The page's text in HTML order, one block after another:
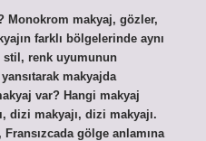
Monokrom makyaj, gözler,
farklı bölgelerinde aynı
stil, renk uyumunun
makyajda
var? Hangi makyaj
dizi makyajı, dizi makyajı.
gölge anlamına